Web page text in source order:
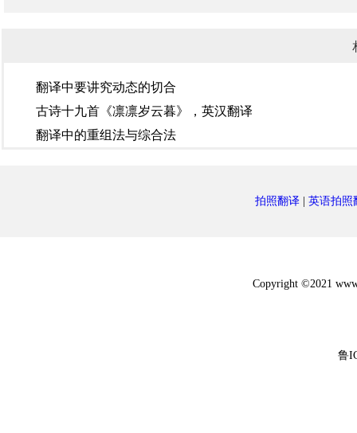
翻译中要讲究​动态的切合
古诗十九首《凛凛岁云暮》，英汉翻译
翻译中的重组法与综合法
拍照翻译| 英语拍照
Copyright ©2021
鲁